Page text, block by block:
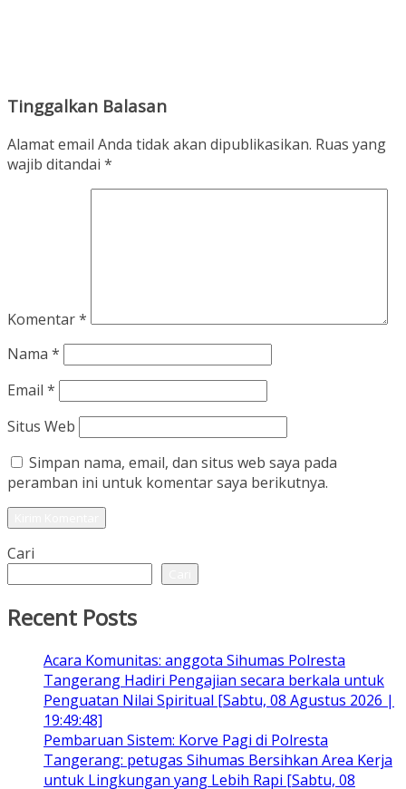
Tinggalkan Balasan
Alamat email Anda tidak akan dipublikasikan. Ruas yang
wajib ditandai *
Komentar*
Nama *
Email *
Situs Web
Simpan nama, email, dan situs web saya pada
peramban ini untuk komentar saya berikutnya.
Cari
Recent Posts
Acara Komunitas: anggota Sihumas Polresta
Tangerang Hadiri Pengajian secara berkala untuk
Penguatan Nilai Spiritual [Sabtu, 08 Agustus 2026 |
19:49:48]
Pembaruan Sistem: Korve Pagi di Polresta
Tangerang: petugas Sihumas Bersihkan Area Kerja
untuk Lingkungan yang Lebih Rapi [Sabtu, 08